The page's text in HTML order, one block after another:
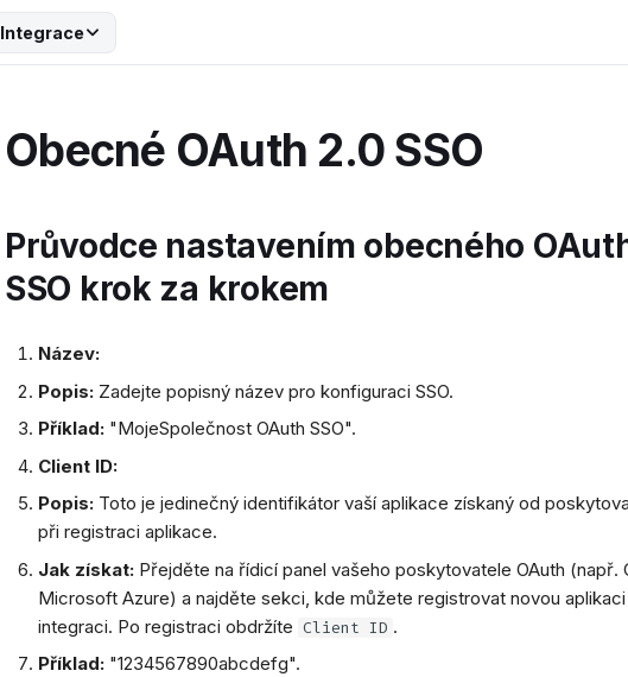
Integrace
Obecné OAuth 2.0 SSO
Průvodce nastavením obecného
SSO krok za krokem
Název:
Popis: Zadejte popisný název pro konfiguraci SSO.
Příklad: "MojeSpolečnost OAuth SSO".
Client ID:
Popis: Toto je jedinečný identifikátor vaší aplikace získaný od
při registraci aplikace.
Jak získat: Přejděte na řídicí panel vašeho poskytovatele OAuth (např.
Microsoft Azure) a najděte sekci, kde můžete registrovat novou
integraci. Po registraci obdržíte Client ID .
Příklad: "1234567890abcdefg".